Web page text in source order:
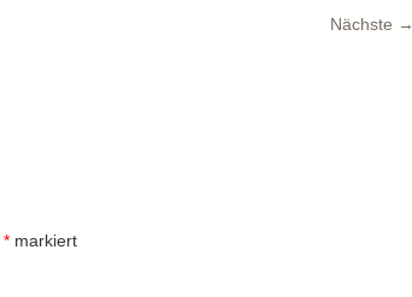
Nächste →
* markiert